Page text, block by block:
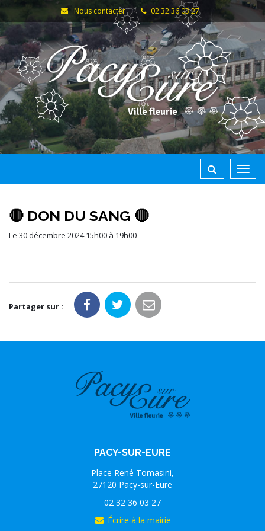
Gestion des traceurs
Nous contacter 02.32.36.03.27
🔴 DON DU SANG 🔴
Le 30décembre 2024 15h00 à 19h00
Partager sur :
PACY-SUR-EURE
Place René Tomasini,
27120 Pacy-sur-Eure
02 32 36 03 27
Écrire à la mairie